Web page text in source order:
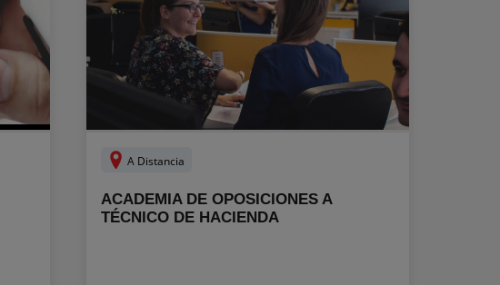
A Distancia
ACADEMIA DE OPOSICIONES A
TÉCNICO DE HACIENDA